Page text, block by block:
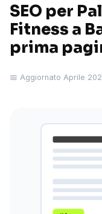
SEO per
Fitness a
prima
📅 Aggiornato Aprile